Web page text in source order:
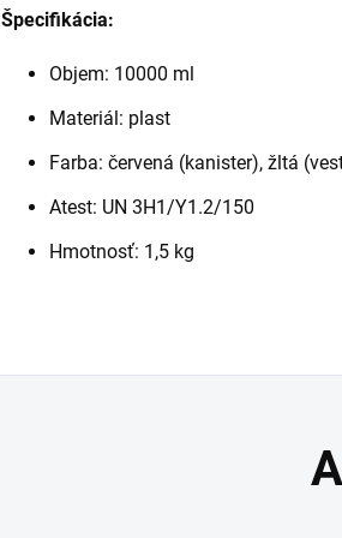
Špecifikácia:
Objem: 10000 ml
Materiál: plast
Farba: červená (kanister), žltá
Atest: UN 3H1/Y1.2/150
Hmotnosť: 1,5 kg